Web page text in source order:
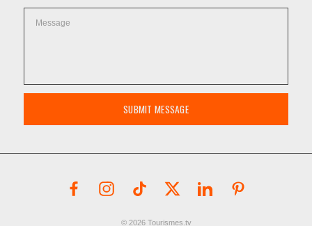
SUBMIT MESSAGE
© 2026 Tourismes.tv